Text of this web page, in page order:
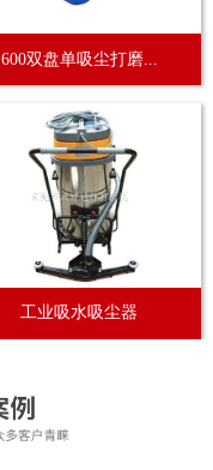
600双盘单吸尘打磨...
工业吸水吸尘器